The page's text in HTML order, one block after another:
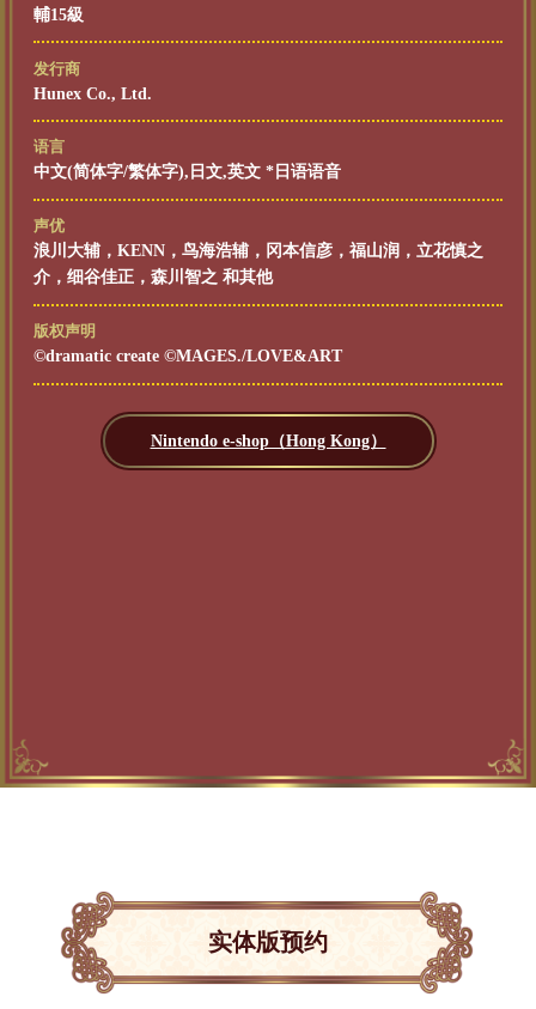
輔15級
发行商
Hunex Co., Ltd.
语言
中文(简体字/繁体字),日文,英文 *日语语音
声优
浪川大辅，KENN，鸟海浩辅，冈本信彦，福山润，立花慎之
介，细谷佳正，森川智之 和其他
版权声明
©dramatic create ©MAGES./LOVE&ART
Nintendo e-shop（Hong Kong）
实体版预约